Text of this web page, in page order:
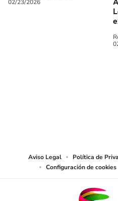
02/23/2026
Aviso Legal Política de
Configuración de cookies